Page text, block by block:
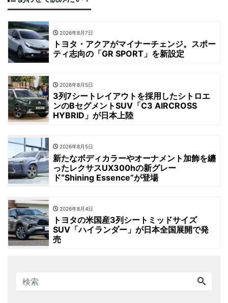
2026年8月7日
トヨタ・アクアがマイナーチェンジ。スポー
ティ志向の「GR SPORT」を新設定
2026年8月5日
3列7シートレイアウトを採用したシトロエ
ンのBセグメントSUV「C3 AIRCROSS
HYBRID」が日本上陸
2026年8月5日
新たなボディカラーやオーナメント加飾を纏
ったレクサスUX300hの新グレー
ド“Shining Essence”が登場
2026年8月4日
トヨタの米国産3列シートミッドサイズ
SUV「ハイランダー」が日本全国展開で発
売